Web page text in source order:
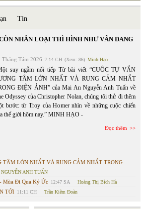
Tin
NHÂN LOẠI THÌ HÌNH NHƯ VẪN ĐANG
Tháng Tám 2026 7:14 CH (Xem: 86) Minh Hạo
suy ngẫm nối tiếp Từ bài viết “CUỘC TỰ VẤN
TÂM LỚN NHẤT VÀ RUNG CẢM NHẤT
ĐIỆN ẢNH” của Mai An Nguyễn Anh Tuấn về
Odyssey của Christopher Nolan, chúng tôi thử đi thêm
bước: từ Troy của Homer nhìn về những cuộc chiến
thế giới hôm nay.” MINH HẠO -
Đọc thêm
TÂM LỚN NHẤT VÀ RUNG CẢM NHẤT TRONG
ANH TUẤN
Mùa Đi Qua Ký Ức 12:47 SA Hoàng Thị Bích Hà
TỚI 11:11 CH Trần Kiêm Đoàn